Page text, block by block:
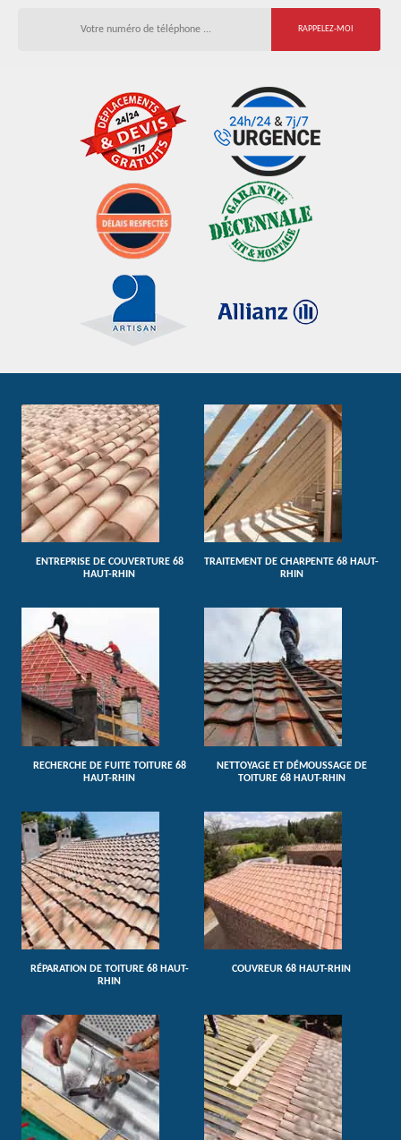
ENTREPRISE DE COUVERTURE 68
HAUT-RHIN
TRAITEMENT DE CHARPENTE 68 HAUT-
RHIN
RECHERCHE DE FUITE TOITURE 68
HAUT-RHIN
NETTOYAGE ET DÉMOUSSAGE DE
TOITURE 68 HAUT-RHIN
RÉPARATION DE TOITURE 68 HAUT-
RHIN
COUVREUR 68 HAUT-RHIN